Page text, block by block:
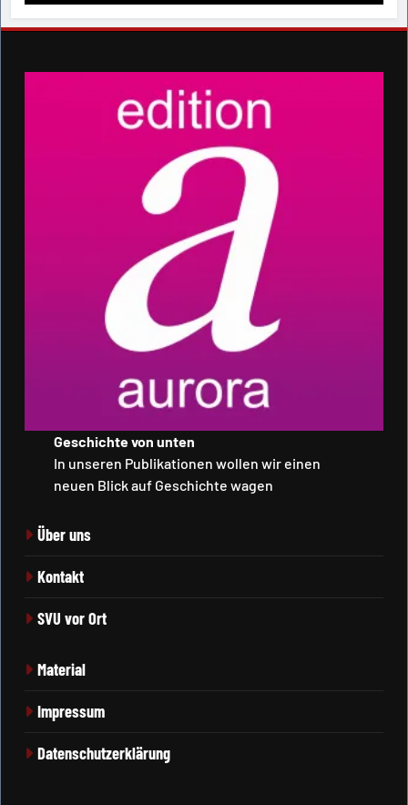
Geschichte von unten
In unseren Publikationen wollen wir einen
neuen Blick auf Geschichte wagen
Über uns
Kontakt
SVU vor Ort
Material
Impressum
Datenschutzerklärung